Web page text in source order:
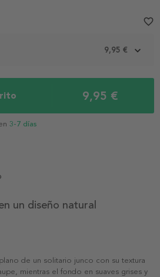
9,95 €
9,95 €
3-7 días
favorite_border
un diseño natural
de un solitario junco con su textura
mientras el fondo en suaves grises y